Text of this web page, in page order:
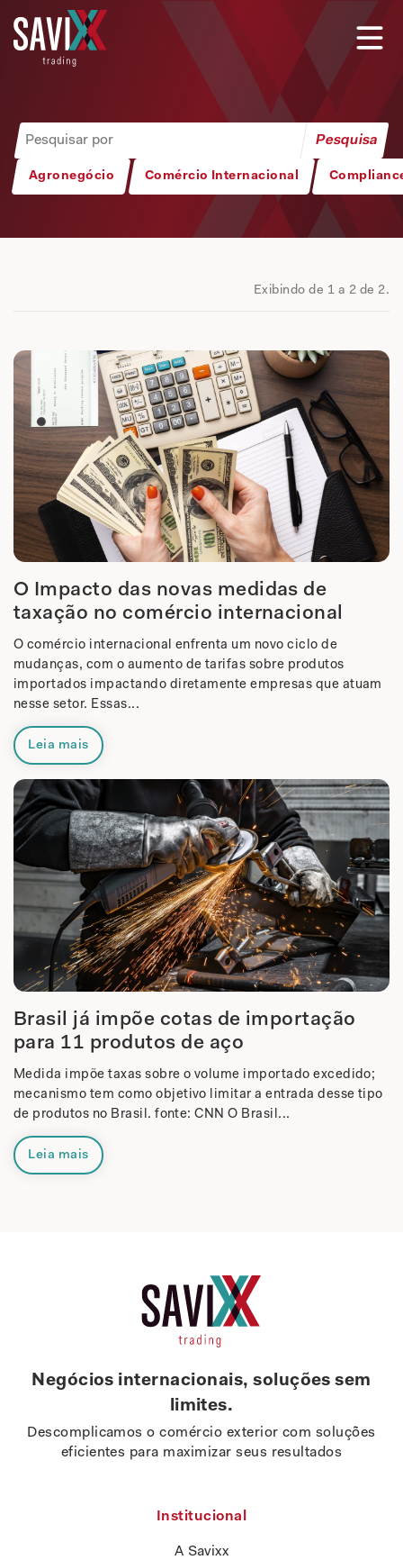
Agronegócio Comércio Internacional
Exibindo de 1 a 2 de 2.
O Impacto das novas medidas de
taxação no comércio internacional
O comércio internacional enfrenta um novo ciclo de
mudanças, com o aumento de tarifas sobre produtos
importados impactando diretamente empresas que atuam
nesse setor. Essas...
Leia mais
Brasil já impõe cotas de importação
para 11 produtos de aço
Medida impõe taxas sobre o volume importado excedido;
mecanismo tem como objetivo limitar a entrada desse tipo
de produtos no Brasil. fonte: CNN O Brasil...
Leia mais
Negócios internacionais, soluções sem
limites.
Descomplicamos o comércio exterior com soluções
eficientes para maximizar seus resultados
Institucional
A Savixx